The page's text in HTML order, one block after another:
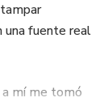
una fuente real
mí me tomó